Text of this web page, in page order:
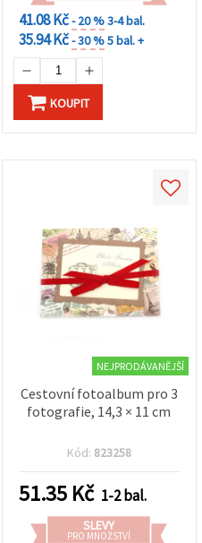
41.08 Kč- 20 %3-4 bal.
35.94 Kč- 30 %5 bal. +
KOUPIT
NEJPRODÁVANĚJŠÍ
Cestovní fotoalbum pro 3
fotografie, 14,3 × 11 cm
Kód: 823258
51.35 Kč 1-2 bal.
SLEVY
PRO MNOŽSTVÍ